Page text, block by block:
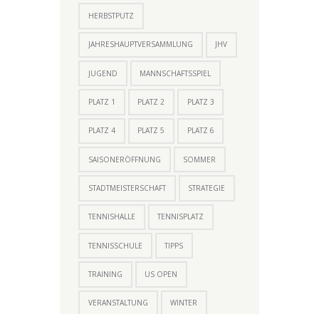
HERBSTPUTZ
JAHRESHAUPTVERSAMMLUNG JHV
JUGEND MANNSCHAFTSSPIEL
PLATZ 1 PLATZ 2 PLATZ 3
PLATZ 4 PLATZ 5 PLATZ 6
SAISONERÖFFNUNG SOMMER
STADTMEISTERSCHAFT STRATEGIE
TENNISHALLE TENNISPLATZ
TENNISSCHULE TIPPS
TRAINING US OPEN
VERANSTALTUNG WINTER